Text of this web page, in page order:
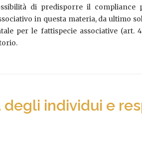
di predisporre il compliance
in questa materia, da ultimo
per le fattispecie associative (art.
individui e